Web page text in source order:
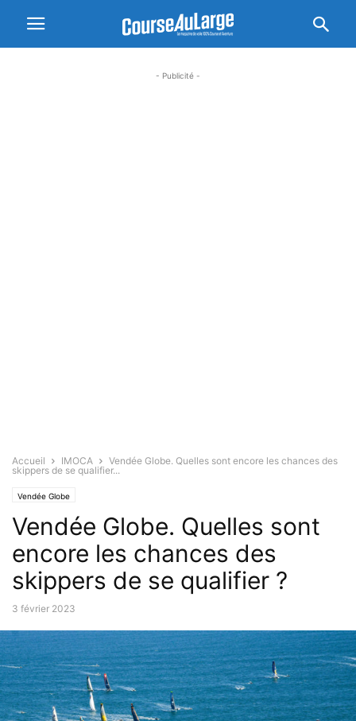
- Publicité -
Accueil IMOCA
Vendée Globe. Quelles sont encore les chances des
skippers de se qualifier...
Vendée Globe
Vendée Globe. Quelles sont
encore les chances des
skippers de se qualifier ?
3 février 2023